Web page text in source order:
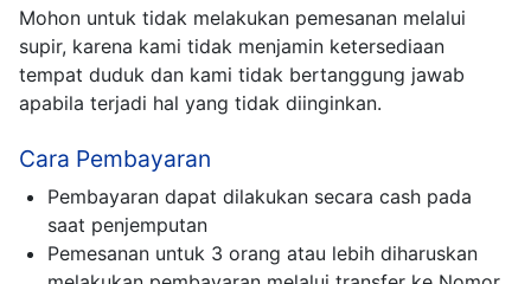
Mohon untuk tidak melakukan pemesanan melalui
supir, karena kami tidak menjamin ketersediaan
tempat duduk dan kami tidak bertanggung jawab
apabila terjadi hal yang tidak diinginkan.
Cara Pembayaran
Pembayaran dapat dilakukan secara cash pada
saat penjemputan
Pemesanan untuk 3 orang atau lebih diharuskan